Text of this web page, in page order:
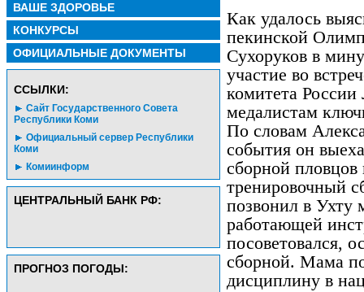
ВАШЕ ЗДОРОВЬЕ
КОНКУРСЫ
ОФИЦИАЛЬНЫЕ ДОКУМЕНТЫ
CСЫЛКИ:
Сайт Государственного Совета
Республики Коми
Официальный сервер Республики
Коми
Комиинформ
ЦЕНТРАЛЬНЫЙ БАНК РФ:
ПРОГНОЗ ПОГОДЫ:
Как удалось
пекинской
Сухоруков в
участие во
комитета
медалистам
По словам
события он
сборной
тренировочный
позвонил в Ухту
работающей
посоветовался,
сборной. Мама
дисциплину в